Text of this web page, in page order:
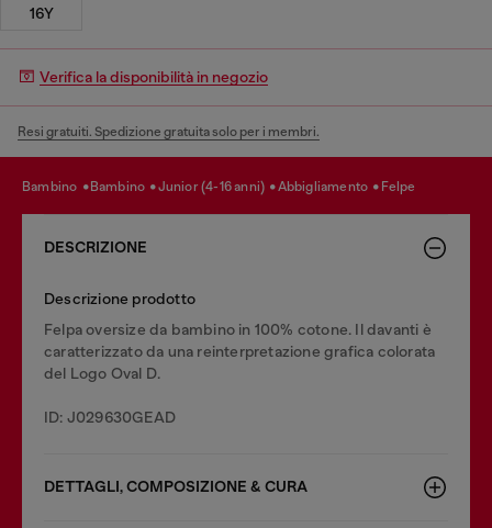
16Y
Verifica la disponibilità in negozio
Resi gratuiti. Spedizione gratuita solo per i membri.
bambino bambino junior (4-16 anni) abbigliamento felpe
DESCRIZIONE
Descrizione prodotto
Felpa oversize da bambino in 100% cotone. Il davanti è
caratterizzato da una reinterpretazione grafica colorata
del Logo Oval D.
ID: J029630GEAD
DETTAGLI, COMPOSIZIONE & CURA